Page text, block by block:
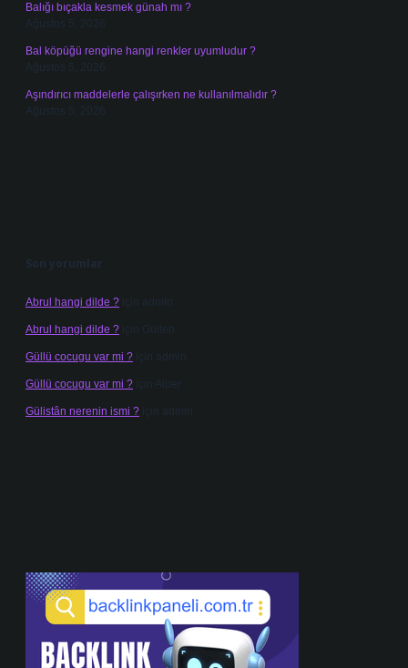
Balığı bıçakla kesmek günah mı ?
Ağustos 5, 2026
Bal köpüğü rengine hangi renkler uyumludur ?
Ağustos 5, 2026
Aşındırıcı maddelerle çalışırken ne kullanılmalıdır ?
Ağustos 5, 2026
Son yorumlar
Abrul hangi dilde ? için admin
Abrul hangi dilde ? için Gülten
Güllü cocugu var mi ? için admin
Güllü cocugu var mi ? için Alper
Gülistân nerenin ismi ? için admin